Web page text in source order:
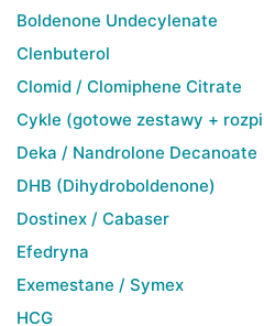
Boldenone Undecylenate
Clenbuterol
Clomid / Clomiphene Citrate
Cykle (gotowe zestawy +
Deka / Nandrolone Decanoate
DHB (Dihydroboldenone)
Dostinex / Cabaser
Efedryna
Exemestane / Symex
HCG